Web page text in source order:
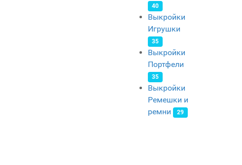
40
Выкройки
Игрушки
35
Выкройки
Портфели
35
Выкройки
Ремешки и
ремни
29